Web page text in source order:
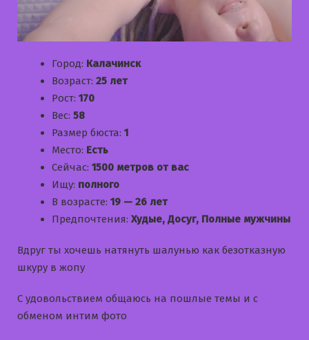
Город: Калачинск
Возраст: 25 лет
Рост: 170
Вес: 58
Размер бюста: 1
Место: Есть
Сейчас: 1500 метров от вас
Ищу: полного
В возрасте: 19 — 26 лет
Предпочтения: Худые, Досуг, Полные мужчины
Вдруг ты хочешь натянуть шалунью как безотказную
шкуру в жопу
С удовольствием общаюсь на пошлые темы и с
обменом интим фото